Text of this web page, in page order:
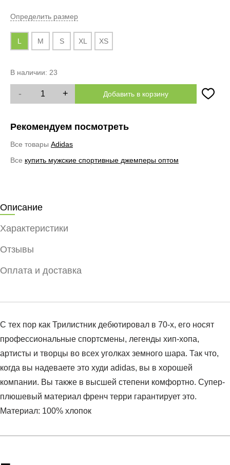
Определить размер
L M S XL XS
В наличии: 23
- + Добавить в корзину
Рекомендуем посмотреть
Все товары Adidas
Все купить мужские спортивные джемперы оптом
Описание
Характеристики
Отзывы
Оплата и доставка
С тех пор как Трилистник дебютировал в 70-х, его носят
профессиональные спортсмены, легенды хип-хопа,
артисты и творцы во всех уголках земного шара. Так что,
когда вы надеваете это худи adidas, вы в хорошей
компании. Вы также в высшей степени комфортно. Супер-
плюшевый материал френч терри гарантирует это.
Материал: 100% хлопок
Артикул:IM4489
Условия оплаты